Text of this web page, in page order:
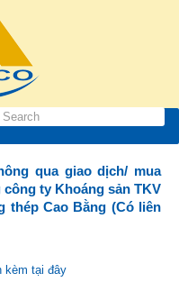
qua giao dịch/ mua
ty Khoáng sản TKV
thép Cao Bằng (Có liên
kèm tại đây